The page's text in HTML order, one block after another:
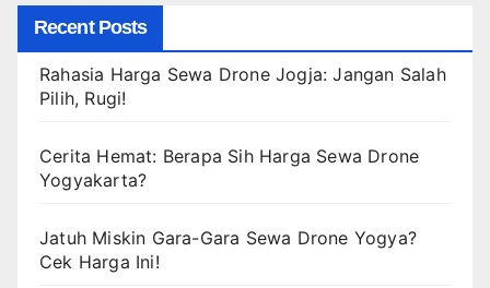
Recent Posts
Rahasia Harga Sewa Drone Jogja: Jangan Salah
Pilih, Rugi!
Cerita Hemat: Berapa Sih Harga Sewa Drone
Yogyakarta?
Jatuh Miskin Gara-Gara Sewa Drone Yogya?
Cek Harga Ini!